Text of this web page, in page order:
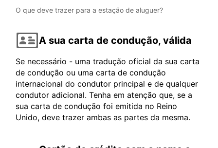
O que deve trazer para a estação de aluguer?
A sua carta de condução, válida
Se necessário - uma tradução oficial da sua carta
de condução ou uma carta de condução
internacional do condutor principal e de qualquer
condutor adicional. Tenha em atenção que, se a
sua carta de condução foi emitida no Reino
Unido, deve trazer ambas as partes da mesma.